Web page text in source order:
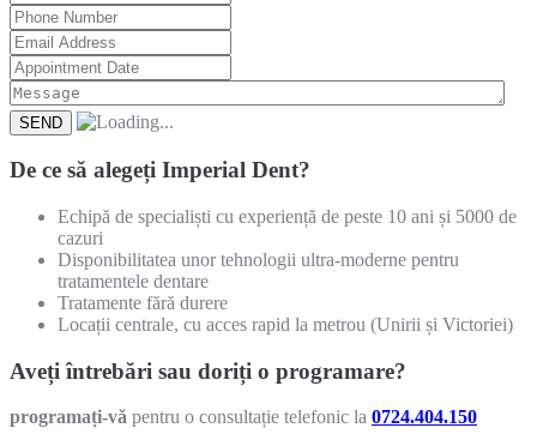
De ce să alegeți Imperial Dent?
Echipă de specialiști cu experiență de peste 10 ani și 5000 de
cazuri
Disponibilitatea unor tehnologii ultra-moderne pentru
tratamentele dentare
Tratamente fără durere
Locații centrale, cu acces rapid la metrou (Unirii și Victoriei)
Aveți întrebări sau doriți o programare?
programați-vă pentru o consultație telefonic la 0724.404.150